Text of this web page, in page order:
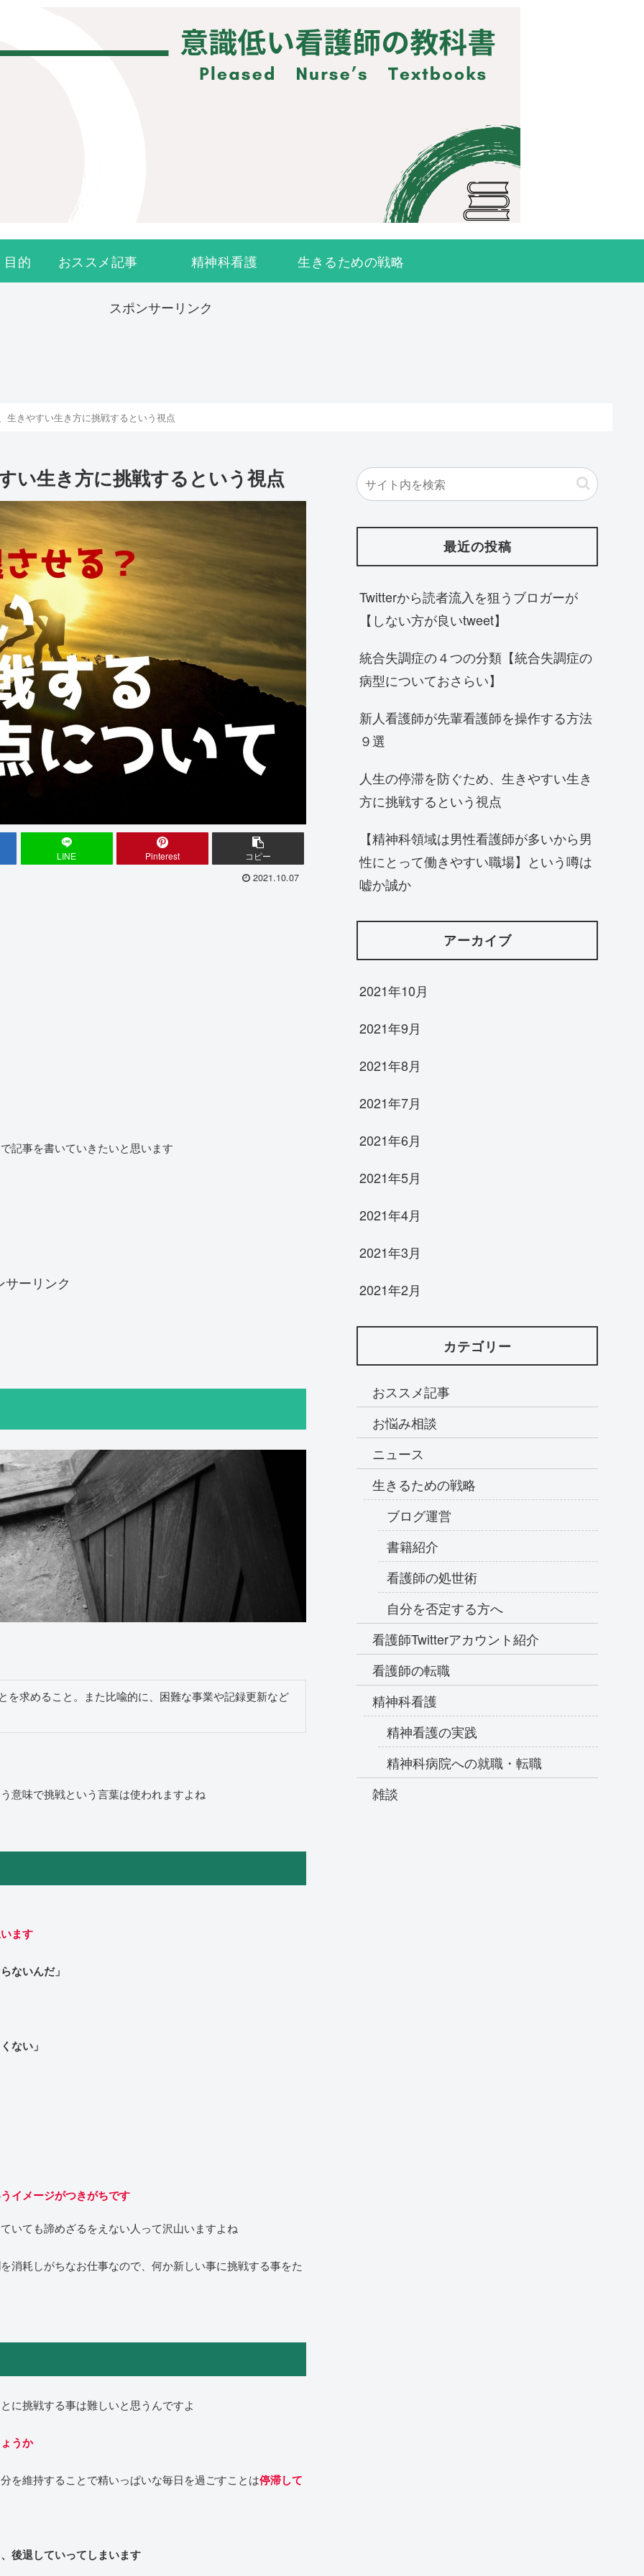
目的 おススメ記事 精神科看護 生きるための戦略
スポンサーリンク
生きやすい生き方に挑戦するという視点
い生き方に挑戦するという視点
LINE Pinterest コピー
2021.10.07
記事を書いていきたいと思います
サーリンク
を求めること。また比喩的に、困難な事業や記録更新など
意味で挑戦という言葉は使われますよね
ます
ないんだ」
ない」
イメージがつきがちです
いても諦めざるをえない人って沢山いますよね
を消耗しがちなお仕事なので、何か新しい事に挑戦する事をた
に挑戦する事は難しいと思うんですよ
うか
を維持することで精いっぱいな毎日を過ごすことは停滞して
後退していってしまいます
最近の投稿
Twitterから読者流入を狙うブロガーが
【しない方が良いtweet】
統合失調症の４つの分類【統合失調症の
病型についておさらい】
新人看護師が先輩看護師を操作する方法
９選
人生の停滞を防ぐため、生きやすい生き
方に挑戦するという視点
【精神科領域は男性看護師が多いから男
性にとって働きやすい職場】という噂は
嘘か誠か
アーカイブ
2021年10月
2021年9月
2021年8月
2021年7月
2021年6月
2021年5月
2021年4月
2021年3月
2021年2月
カテゴリー
おススメ記事
お悩み相談
ニュース
生きるための戦略
ブログ運営
書籍紹介
看護師の処世術
自分を否定する方へ
看護師Twitterアカウント紹介
看護師の転職
精神科看護
精神看護の実践
精神科病院への就職・転職
雑談